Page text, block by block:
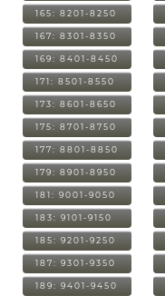
165: 8201-8250
167: 8301-8350
169: 8401-8450
171: 8501-8550
173: 8601-8650
175: 8701-8750
177: 8801-8850
179: 8901-8950
181: 9001-9050
183: 9101-9150
185: 9201-9250
187: 9301-9350
189: 9401-9450